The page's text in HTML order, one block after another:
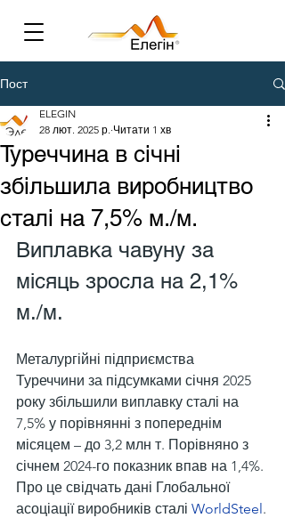
Пост
Туреччина в січні
збільшила виробництво
сталі на 7,5% м./м.
ELEGIN
28 лют. 2025 р. Читати 1 хв
Виплавка чавуну за
місяць зросла на 2,1%
м./м.
Металургійні підприємства
Туреччини за підсумками січня 2025
року збільшили виплавку сталі на
7,5% у порівнянні з попереднім
місяцем – до 3,2 млн т. Порівняно з
січнем 2024-го показник впав на 1,4%.
Про це свідчать дані Глобальної
асоціації виробників сталі WorldSteel.